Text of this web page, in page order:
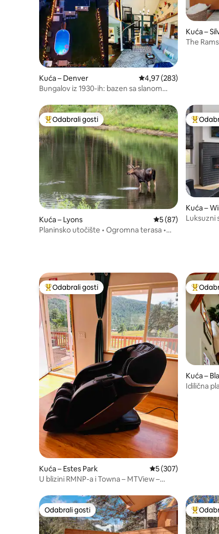
Kuća – Denver Prosječna ocjena: 4,97/
4,97 (283)
Bungalov iz 1930-ih: bazen sa slanom
Kuća –
The
Među najviše rangiranima s oznakom „Odabrali gosti”
Odabrali gosti
Kuća – Lyons Prosječna ocjena:
5 (87)
Planinsko utočište • Ogromna terasa •
Među
Kuća –
Luksuzni
Među najviše rangiranima s oznakom „Odabrali gosti”
Odabrali gosti
Kuća – Estes Park Prosječna ocjena: 5/
5 (307)
U blizini RMNP-a i Towna – MTView –
uređaj
Među
Kuća –
Idilična
Odabrali gosti
Odabrali gosti Među